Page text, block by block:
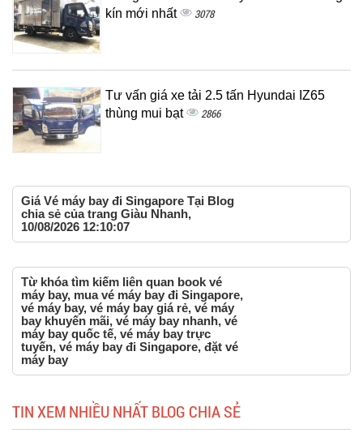
kín mới nhất
3078
Tư vấn giá xe tải 2.5 tấn Hyundai IZ65
thùng mui bạt
2866
Giá Vé máy bay đi Singapore Tại Blog
chia sẻ của trang Giàu Nhanh,
10/08/2026 12:10:07
Từ khóa tìm kiếm liên quan book vé
máy bay, mua vé máy bay đi Singapore,
vé máy bay, vé máy bay giá rẻ, vé máy
bay khuyến mãi, vé máy bay nhanh, vé
máy bay quốc tế, vé máy bay trực
tuyến, vé máy bay đi Singapore, đặt vé
máy bay
TIN XEM NHIỀU NHẤT BLOG CHIA SẺ